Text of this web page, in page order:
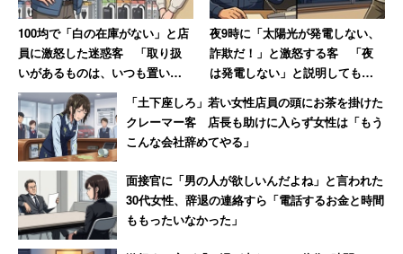
100均で「白の在庫がない」と店
員に激怒した迷惑客 「取り扱
いがあるものは、いつも置いと
け」と主張 → 後日「近所で有名
なクレーマー」と判明
夜9時に「太陽光が発電しない、
詐欺だ！」と激怒する客 「夜
は発電しない」と説明しても
「すぐに来い！」
「土下座しろ」若い女性店員の頭にお茶を掛けた
クレーマー客 店長も助けに入らず女性は「もう
こんな会社辞めてやる」
面接官に「男の人が欲しいんだよね」と言われた
30代女性、辞退の連絡すら「電話するお金と時間
ももったいなかった」